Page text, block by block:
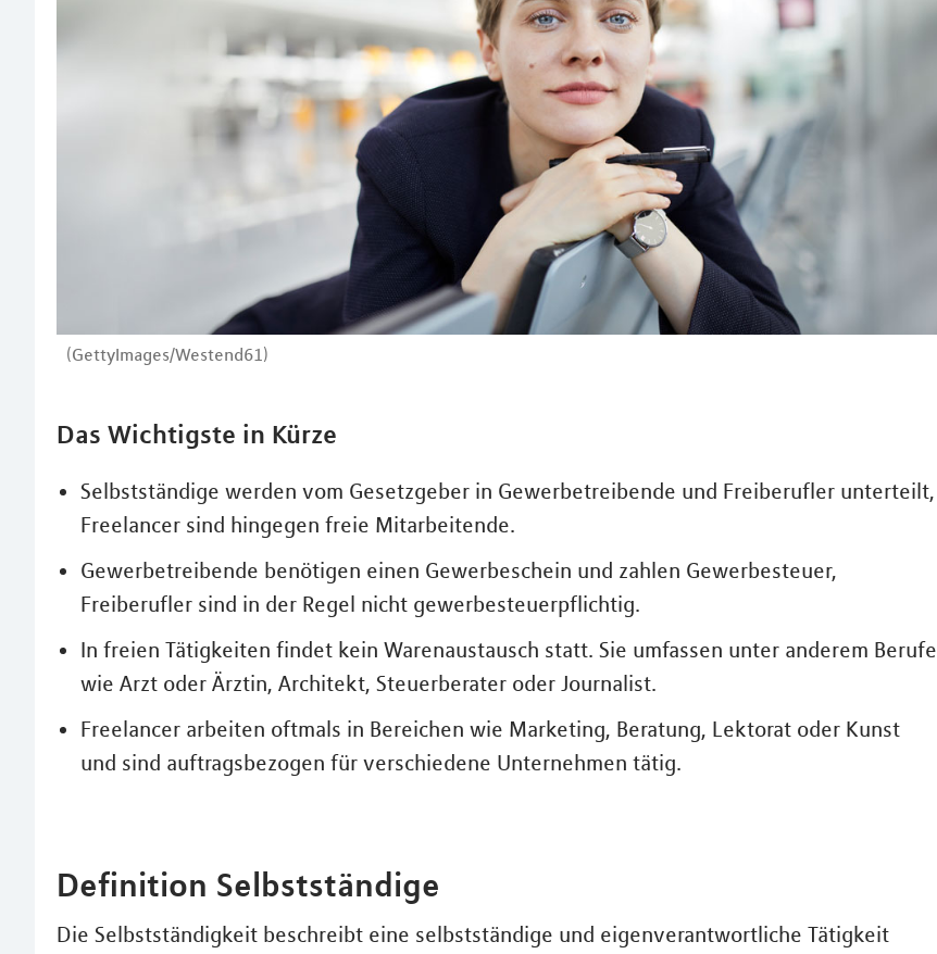
(GettyImages/Westend61)
Das Wichtigste in Kürze
Selbstständige werden vom Gesetzgeber in Gewerbetreibende und Freiberufler unterteilt,
Freelancer sind hingegen freie Mitarbeitende.
Gewerbetreibende benötigen einen Gewerbeschein und zahlen Gewerbesteuer,
Freiberufler sind in der Regel nicht gewerbesteuerpflichtig.
In freien Tätigkeiten findet kein Warenaustausch statt. Sie umfassen unter anderem Berufe
wie Arzt oder Ärztin, Architekt, Steuerberater oder Journalist.
Freelancer arbeiten oftmals in Bereichen wie Marketing, Beratung, Lektorat oder Kunst
und sind auftragsbezogen für verschiedene Unternehmen tätig.
Definition Selbstständige
Die Selbstständigkeit beschreibt eine selbstständige und eigenverantwortliche Tätigkeit